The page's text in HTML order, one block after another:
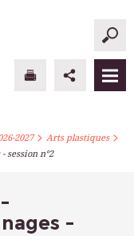
2027> Arts plastiques>
session n°2
-